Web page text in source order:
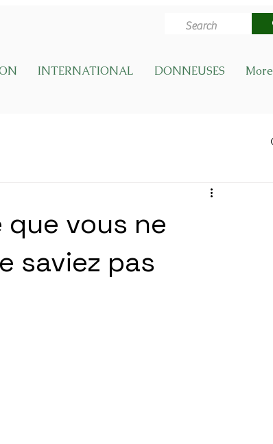
INTERNATIONAL DONNEUSES More
vous ne
saviez pas